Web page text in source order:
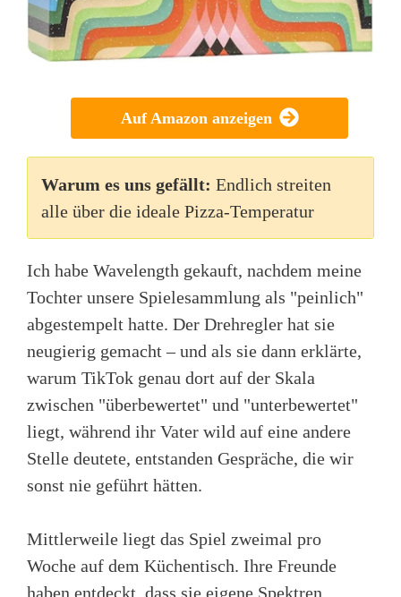
Auf Amazon anzeigen
Warum es uns gefällt: Endlich streiten
alle über die ideale Pizza-Temperatur
Ich habe Wavelength gekauft, nachdem meine
Tochter unsere Spielesammlung als "peinlich"
abgestempelt hatte. Der Drehregler hat sie
neugierig gemacht – und als sie dann erklärte,
warum TikTok genau dort auf der Skala
zwischen "überbewertet" und "unterbewertet"
liegt, während ihr Vater wild auf eine andere
Stelle deutete, entstanden Gespräche, die wir
sonst nie geführt hätten.
Mittlerweile liegt das Spiel zweimal pro
Woche auf dem Küchentisch. Ihre Freunde
haben entdeckt, dass sie eigene Spektren